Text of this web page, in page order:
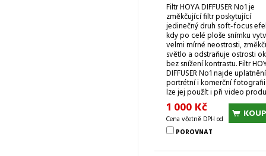
Filtr HOYA DIFFUSER No1 je
změkčující filtr poskytující
jedinečný druh soft-focus
kdy po celé ploše snímku
velmi mírné neostrosti,
světlo a odstraňuje ostrosti
bez snížení kontrastu. Filtr
DIFFUSER No1 najde
portrétní i komerční
lze jej použít i při video
1 000 Kč
Cena včetně DPH od
POROVNAT